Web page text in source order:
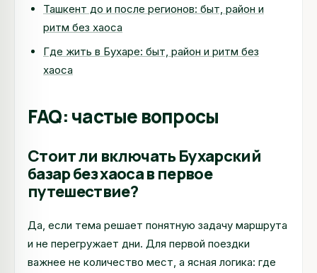
Ташкент до и после регионов: быт, район и
ритм без хаоса
Где жить в Бухаре: быт, район и ритм без
хаоса
FAQ: частые вопросы
Стоит ли включать Бухарский
базар без хаоса в первое
путешествие?
Да, если тема решает понятную задачу маршрута
и не перегружает дни. Для первой поездки
важнее не количество мест, а ясная логика: где